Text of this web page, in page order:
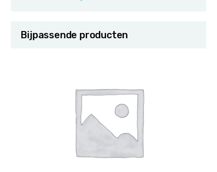
Bijpassende producten